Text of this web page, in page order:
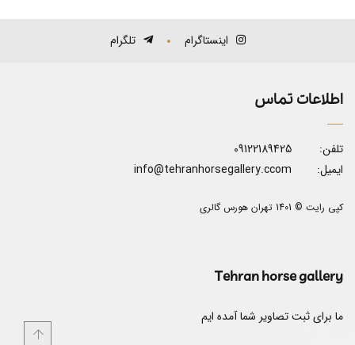
اینستاگرام تلگرام
اطلاعات تماس
تلفن:
09122189425
ایمیل:
info@tehranhorsegallery.ccom
کپی رایت © 1401 تهران هورس گالری
Tehran horse gallery
ما برای ثبت تصاویر شما آمده ایم